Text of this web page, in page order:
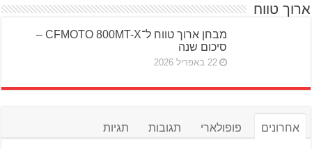
ארוך טווח
מבחן ארוך טווח ל־CFMOTO 800MT-X –
סיכום שנה
22 באפריל 2026
אחרונים פופולארי תגובות תגיות